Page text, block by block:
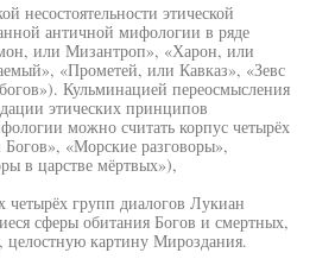
несостоятельности этической
античной мифологии в ряде
или Мизантроп», «Харон, или
«Прометей, или Кавказ», «Зевс
Кульминацией переосмысления
этических принципов
можно считать корпус четырёх
«Морские разговоры»,
в царстве мёртвых»),
групп диалогов Лукиан
сферы обитания Богов и смертных,
целостную картину Мироздания.